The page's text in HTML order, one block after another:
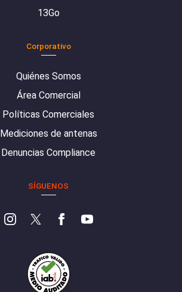
13Go
Corporativo
Quiénes Somos
Área Comercial
Políticas Comerciales
Mediciones de antenas
Denuncias Compliance
SÍGUENOS